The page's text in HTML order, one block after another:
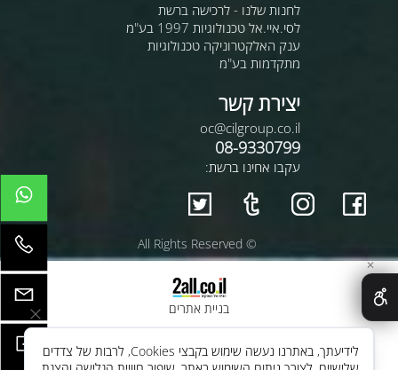
לחנות שלנו - לרכישה ברשת
לסי.איי.אל טכנולוגיות 1997 בע"מ
ענק האלקטרוניקה טכנולוגיות
מתקדמות בע"מ
יצירת קשר
oc@cilgroup.co.il
08-9330799
עקבו אחינו ברשת:
© All Rights Reserved
בניית אתרים
✕
לידיעתך, באתרנו נעשה שימוש בקבצי Cookies, לרבות של צדדים